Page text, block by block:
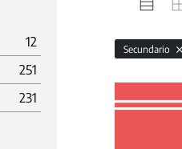
12
251
231
Secundario